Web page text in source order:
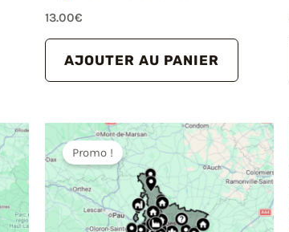
13.00€
AJOUTER AU PANIER
Promo !